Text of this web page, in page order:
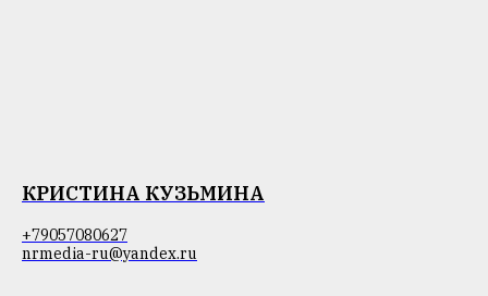
КРИСТИНА КУЗЬМИНА
+79057080627
nrmedia-ru@yandex.ru